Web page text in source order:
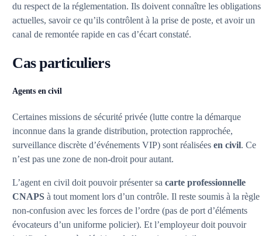
du respect de la réglementation. Ils doivent connaître les obligations
actuelles, savoir ce qu’ils contrôlent à la prise de poste, et avoir un
canal de remontée rapide en cas d’écart constaté.
Cas particuliers
Agents en civil
Certaines missions de sécurité privée (lutte contre la démarque
inconnue dans la grande distribution, protection rapprochée,
surveillance discrète d’événements VIP) sont réaliséesen civil. Ce
n’est pas une zone de non-droit pour autant.
L’agent en civil doit pouvoir présenter sacarte professionnelle
CNAPS à tout moment lors d’un contrôle. Il reste soumis à la règle
non-confusion avec les forces de l’ordre (pas de port d’éléments
évocateurs d’un uniforme policier). Et l’employeur doit pouvoir